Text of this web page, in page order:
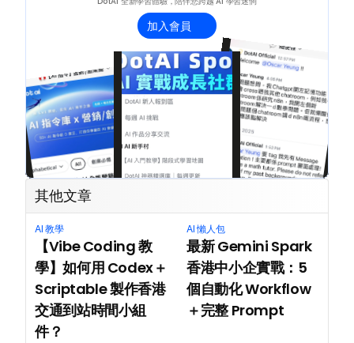
加入會員
其他文章
AI 教學
【Vibe Coding 教
學】如何用 Codex＋
Scriptable 製作香港
交通到站時間小組
件？
AI 懶人包
最新 Gemini Spark
香港中小企實戰：5
個自動化 Workflow
＋完整 Prompt